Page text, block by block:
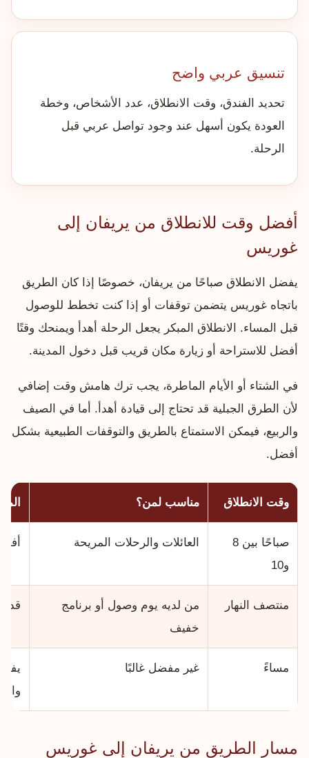
تنسيق عربي واضح
تحديد الفندق، وقت الانطلاق، عدد الأشخاص، وخطة
العودة يكون أسهل عند وجود تواصل عربي قبل
الرحلة.
أفضل وقت للانطلاق من يريفان إلى
غوريس
يفضل الانطلاق صباحًا من يريفان، خصوصًا إذا كان الطريق
باتجاه غوريس يتضمن توقفات أو إذا كنت تخطط للوصول
قبل المساء. الانطلاق المبكر يجعل الرحلة أهدأ ويمنحك وقتًا
أفضل للاستراحة أو زيارة مكان قريب قبل دخول المدينة.
في الشتاء أو الأيام الماطرة، يجب ترك هامش وقت إضافي
لأن الطرق الجبلية قد تحتاج إلى قيادة أهدأ. أما في الصيف
والربيع، فيمكن الاستمتاع بالطريق والتوقفات الطبيعية بشكل
أفضل.
وقت الانطلاق مناسب لمن؟
صباحًا بين 8
و10
العائلات والرحلات المريحة
منتصف النهار
من لديه يوم وصول أو برنامج
خفيف
قد
مساءً غير مفضل غالبًا
مسار الطريق من يريفان إلى غوريس